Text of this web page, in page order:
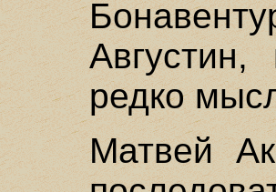
редко
Матвей